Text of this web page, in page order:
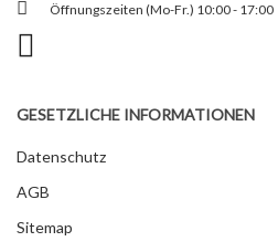
Öffnungszeiten (Mo-Fr.) 10:00 - 17:00
GESETZLICHE INFORMATIONEN
Datenschutz
AGB
Sitemap